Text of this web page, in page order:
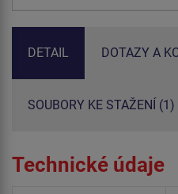
DETAIL DOTAZY A
SOUBORY KE STAŽENÍ (1)
Technické údaje